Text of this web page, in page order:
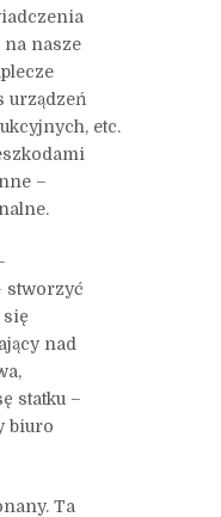
nasze
urządzeń
etc.
–
stworzyć
się
nad
statku –
biuro
Ta